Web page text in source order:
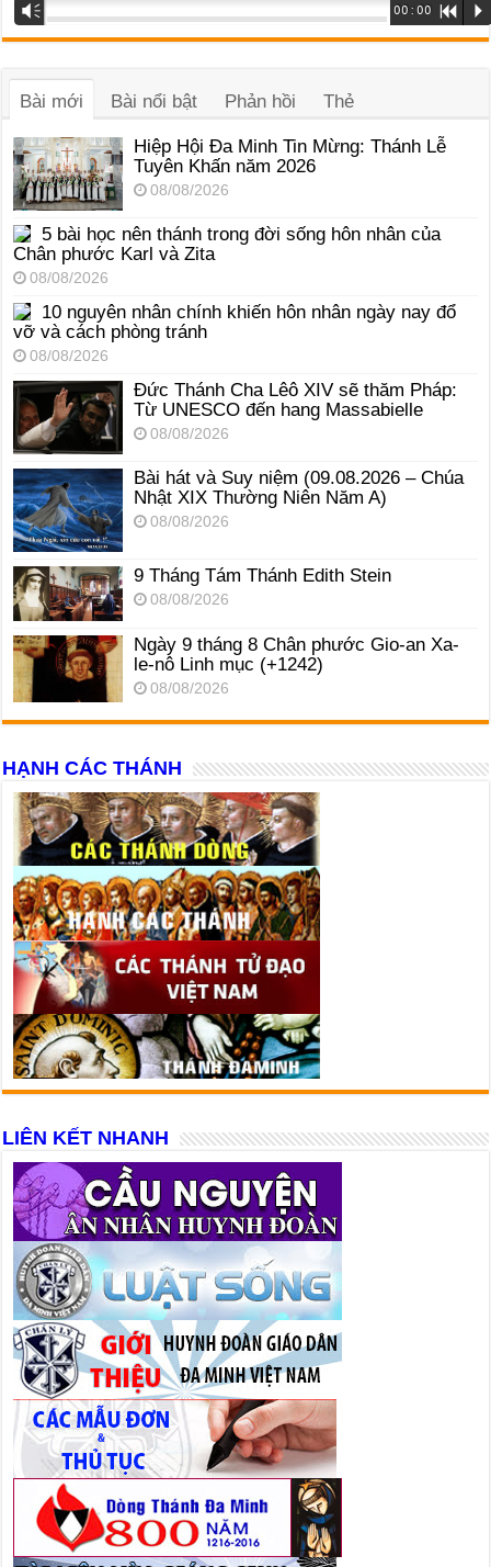
Trình
phát
Vm 00:00 R P
Bài mới Bài nổi bật Phản hồi Thẻ
Hiệp Hội Đa Minh Tin Mừng: Thánh Lễ
Tuyên Khấn năm 2026
08/08/2026
5 bài học nên thánh trong đời sống hôn nhân của
Chân phước Karl và Zita
08/08/2026
10 nguyên nhân chính khiến hôn nhân ngày nay đổ
vỡ và cách phòng tránh
08/08/2026
Đức Thánh Cha Lêô XIV sẽ thăm Pháp:
Từ UNESCO đến hang Massabielle
08/08/2026
Bài hát và Suy niệm (09.08.2026 – Chúa
Nhật XIX Thường Niên Năm A)
08/08/2026
9 Tháng Tám Thánh Edith Stein
08/08/2026
Ngày 9 tháng 8 Chân phước Gio-an Xa-
le-nô Linh mục (+1242)
08/08/2026
HẠNH CÁC THÁNH
LIÊN KẾT NHANH